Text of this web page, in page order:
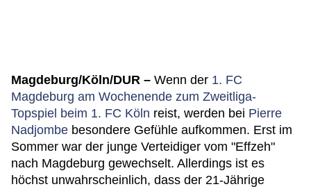
Magdeburg/Köln/DUR – Wenn der 1. FC
Magdeburg am Wochenende zum Zweitliga-
Topspiel beim 1. FC Köln reist, werden bei Pierre
Nadjombe besondere Gefühle aufkommen. Erst im
Sommer war der junge Verteidiger vom "Effzeh"
nach Magdeburg gewechselt. Allerdings ist es
höchst unwahrscheinlich, dass der 21-Jährige